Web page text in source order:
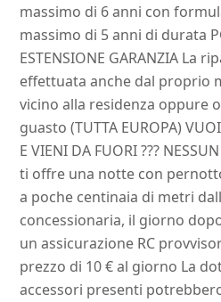
massimo di 6 anni con
massimo di 5 anni di durata
ESTENSIONE GARANZIA La
effettuata anche dal proprio
vicino alla residenza oppure
guasto (TUTTA EUROPA)
E VIENI DA FUORI ???
ti offre una notte con
a poche centinaia di metri
concessionaria, il giorno
un assicurazione RC
prezzo di 10 € al giorno La
accessori presenti